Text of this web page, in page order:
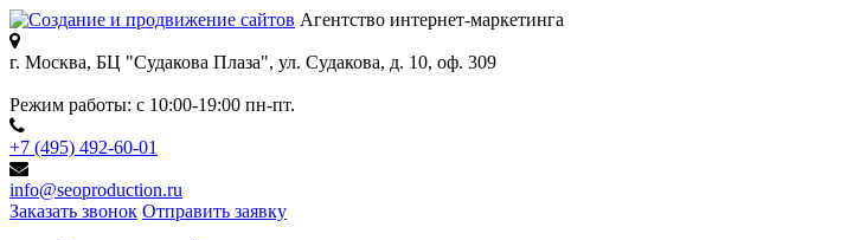
Агентство интернет-маркетинга
г. Москва, БЦ "Судакова Плаза", ул. Судакова, д. 10, оф. 309
Режим работы: с 10:00-19:00 пн-пт.
+7 (495) 492-60-01
info@seoproduction.ru
Заказать звонок Отправить заявку